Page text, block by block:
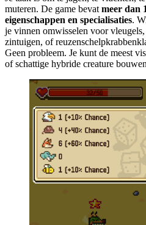
muteren. De game bevat meer dan
eigenschappen en specialisaties.
je vinnen omwisselen voor
zintuigen, of
Geen probleem. Je kunt de meest
of schattige hybride creature